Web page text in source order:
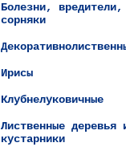
Болезни, вредители,
сорняки
Ирисы
Клубнелуковичные
Лиственные деревья
кустарники